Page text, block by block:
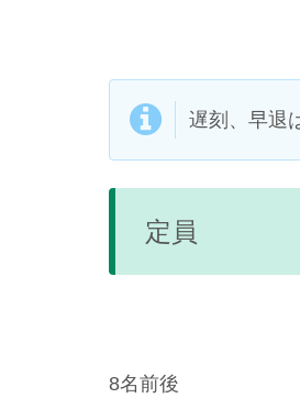
遅刻、早退
定員
8名前後